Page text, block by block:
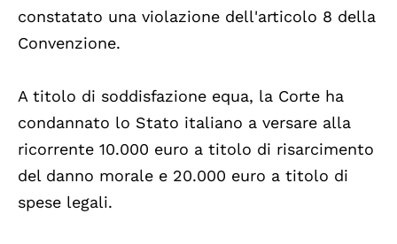
constatato una violazione dell'articolo 8 della
Convenzione.
A titolo di soddisfazione equa, la Corte ha
condannato lo Stato italiano a versare alla
ricorrente 10.000 euro a titolo di risarcimento
del danno morale e 20.000 euro a titolo di
spese legali.